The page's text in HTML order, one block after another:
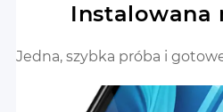
Instalowana
Jedna, szybka próba i